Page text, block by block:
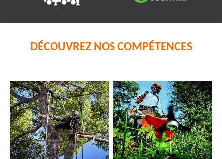
DÉCOUVREZ NOS COMPÉTENCES